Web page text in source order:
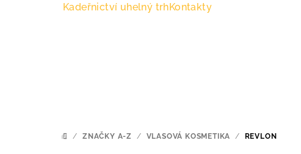
Kadeřnictví uhelný trhKontakty
DOMŮ
/ ZNAČKY A-Z / VLASOVÁ KOSMETIKA / REVLON